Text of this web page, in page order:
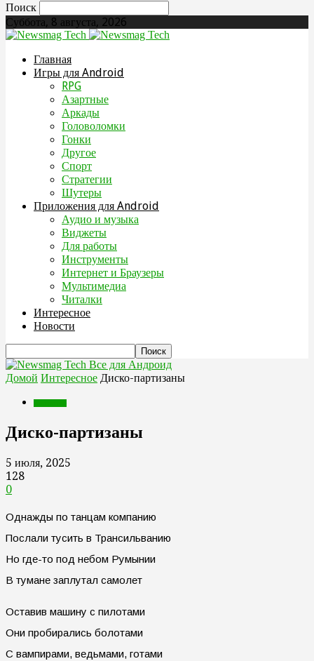
Поиск
Суббота, 8 августа, 2026
Главная
Игры для Android
RPG
Азартные
Аркады
Головоломки
Гонки
Другое
Спорт
Стратегии
Шутеры
Приложения для Android
Аудио и музыка
Виджеты
Для работы
Инструменты
Интернет и Браузеры
Мультимедиа
Читалки
Интересное
Новости
Все для Андроид
Домой Интересное Диско-партизаны
Диско-партизаны
5 июля, 2025
128
0
Однажды по танцам компанию
Послали тусить в Трансильванию
Но где-то под небом Румынии
В тумане заплутал самолет
Оставив машину с пилотами
Они пробирались болотами
С вампирами, ведьмами, готами